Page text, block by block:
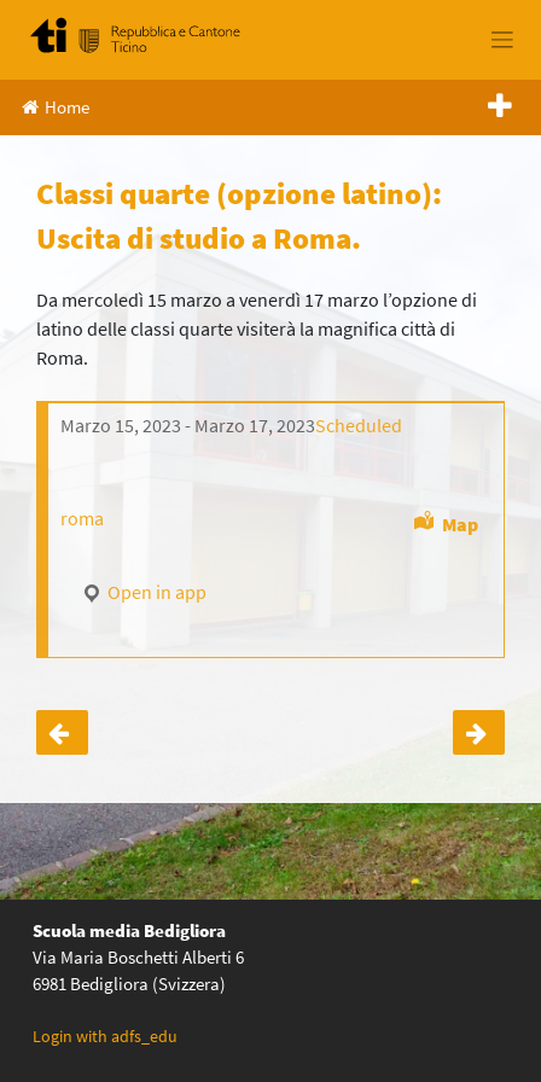
Home
Classi quarte (opzione latino):
Uscita di studio a Roma.
Da mercoledì 15 marzo a venerdì 17 marzo l’opzione di
latino delle classi quarte visiterà la magnifica città di
Roma.
Marzo 15, 2023 Marzo 17, 2023Scheduled
roma Map
Open in app
Navigazione
articoli
Scuola media Bedigliora
Via Maria Boschetti Alberti 6
6981 Bedigliora (Svizzera)
Login with adfs_edu